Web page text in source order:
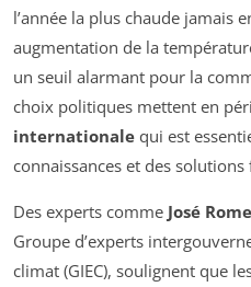
l’année la plus chaude jamais
augmentation de la
un seuil alarmant pour la
choix politiques mettent en
internationale qui est
connaissances et des
Des experts comme José
Groupe d’experts
climat (GIEC), soulignent que